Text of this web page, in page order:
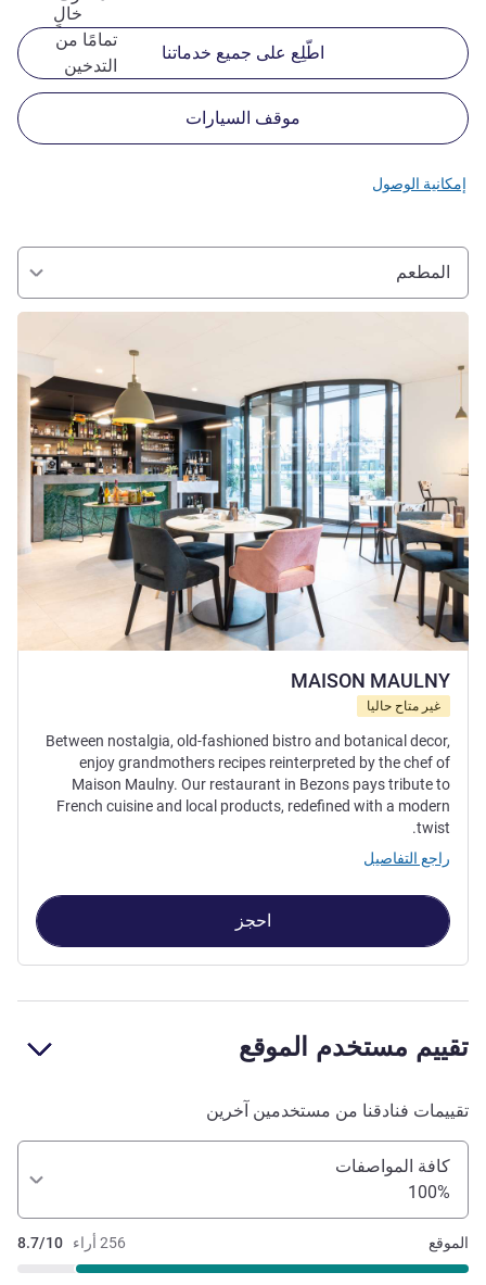
خالٍ
تمامًا من
التدخين
اطّلِع على جميع خدماتنا
موقف السيارات
إمكانية الوصول
المطعم
MAISON MAULNY
غير متاح حاليا
راجع التفاصيل
Between nostalgia, old-fashioned bistro and botanical decor,
enjoy grandmothers recipes reinterpreted by the chef of
Maison Maulny. Our restaurant in Bezons pays tribute to
French cuisine and local products, redefined with a modern
twist.
راجع التفاصيل
احجز
تقييم مستخدم الموقع
تقييمات فنادقنا من مستخدمين آخرين
كافة المواصفات
100%
256 أراء 8.7/10 الموقع